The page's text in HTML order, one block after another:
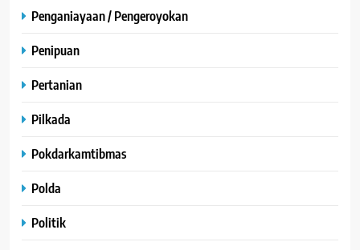
Penganiayaan / Pengeroyokan
Penipuan
Pertanian
Pilkada
Pokdarkamtibmas
Polda
Politik